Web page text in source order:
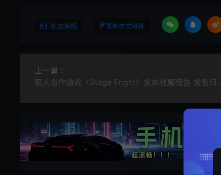
生成海报 复制本文链接
上一篇：
双人合作游戏《